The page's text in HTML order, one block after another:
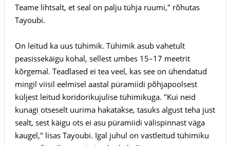
Teame lihtsalt, et seal on palju tühja ruumi," rõhutas
Tayoubi.
On leitud ka uus tühimik. Tühimik asub vahetult
peasissekäigu kohal, sellest umbes 15–17 meetrit
kõrgemal. Teadlased ei tea veel, kas see on ühendatud
mingil viisil eelmisel aastal püramiidi põhjapoolsest
küljest leitud koridorikujulise tühimikuga. "Kui neid
kunagi otseselt uurima hakatakse, tasuks algust teha just
sealt, sest käigu ots ei asu püramiidi välispinnast väga
kaugel," lisas Tayoubi. Igal juhul on vastleitud tühimiku